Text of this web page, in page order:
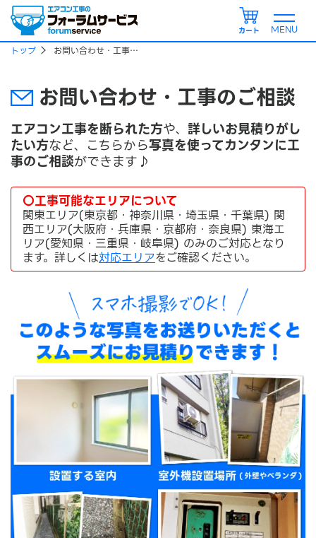
カート
トップ お問い合わせ・工事のご相談
お問い合わせ・工事のご相談
エアコン工事を断られた方や、 詳しいお見積りがし
たい方など、こちらから写真を使ってカンタンに工
事のご相談ができます♪
〇工事可能なエリアについて
関東エリア(東京都・神奈川県・埼玉県・千葉県) 関
西エリア(大阪府・兵庫県・京都府・奈良県) 東海エ
リア(愛知県・三重県・岐阜県) のみのご対応となり
ます。詳しくは対応エリアをご確認ください。